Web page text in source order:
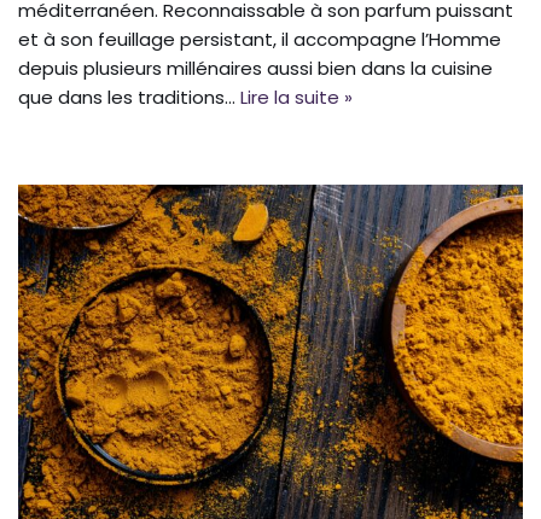
méditerranéen. Reconnaissable à son parfum puissant
et à son feuillage persistant, il accompagne l’Homme
depuis plusieurs millénaires aussi bien dans la cuisine
que dans les traditions… Lire la suite »